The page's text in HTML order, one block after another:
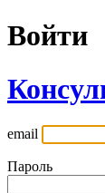
Войти
email
Пароль